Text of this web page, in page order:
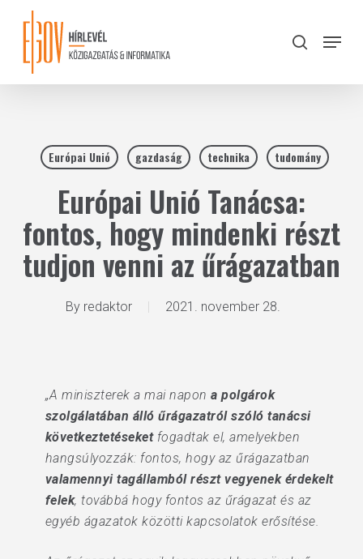
content
search
Menu
Európai Unió gazdaság technika tudomány
Európai Unió Tanácsa:
fontos, hogy mindenki részt
tudjon venni az űrágazatban
By redaktor 2021. november 28.
„A miniszterek a mai napona polgárok
szolgálatában álló űrágazatról szóló tanácsi
következtetéseketfogadtak el, amelyekben
hangsúlyozzák: fontos, hogy az űrágazatban
valamennyi tagállamból részt vegyenek érdekelt
felek, továbbá hogy fontos az űrágazat és az
egyéb ágazatok közötti kapcsolatok erősítése.
Close